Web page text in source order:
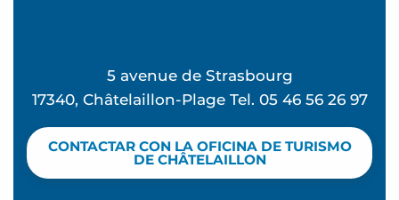
5 avenue de Strasbourg
17340, Châtelaillon-Plage Tel. 05 46 56 26 97
CONTACTAR CON LA OFICINA DE TURISMO
DE CHÂTELAILLON